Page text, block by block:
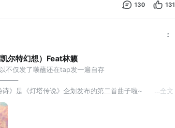
130 131
尔特幻想）Feat林籁
不仅发了啵蘸还在tap发一遍自存
》是《灯塔传说》企划发布的第二首曲子啦~
画，饱含无数复杂感情唱起画中主角汐拉法所流传的吟
期待后续更多的曲子
全文